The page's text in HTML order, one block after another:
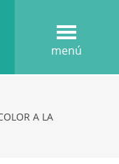
menú
A LA